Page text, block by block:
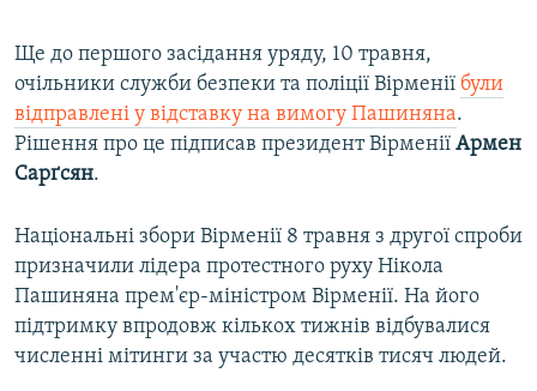
Ще до першого засідання уряду, 10 травня,
очільники служби безпеки та поліції Вірменії були
відправлені у відставку на вимогу Пашиняна.
Рішення про це підписав президент Вірменії Армен
Сарґсян.
Національні збори Вірменії 8 травня з другої спроби
призначили лідера протестного руху Нікола
Пашиняна прем'єр-міністром Вірменії. На його
підтримку впродовж кількох тижнів відбувалися
численні мітинги за участю десятків тисяч людей.